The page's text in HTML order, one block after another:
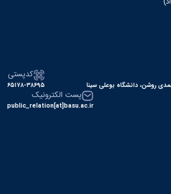
روشن، دانشگاه بوعلی سینا
کدپستی
۶۵۱۷۸-۳۸۶۹۵
پست الکترونیک
public_relation[at]basu.ac.ir